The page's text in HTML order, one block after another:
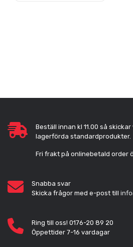
Beställ innan kl 11.00 så
lagerförda standardprodukter.
Fri frakt på onlinebetald order
Snabba svar
Skicka frågor med e-post till
Ring till oss! 0176-20 89 20
Öppettider 7-16 vardagar